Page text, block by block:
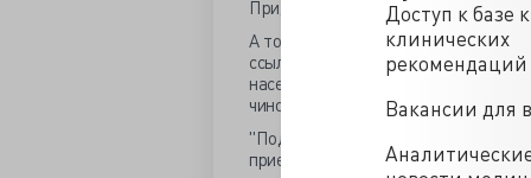
Доступ к базе
клинических
рекомендаций
Вакансии для
Придумать, куда в этих "О.письмах"
А то запах пока, как от обычных
ссылки на невнятно-"московское"
населения". Рабочему классу "в
чиновникам.
"Подписывали ли вы последнее
приеме на работу.